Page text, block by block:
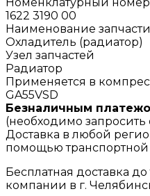
1622 3190 00
Наименование запчасти
Охладитель (радиатор)
Узел запчастей
Радиатор
Применяется в
GA55VSD
Безналичным
(необходимо запросить
Доставка в любой
помощью
Бесплатная доставка
компании в г.